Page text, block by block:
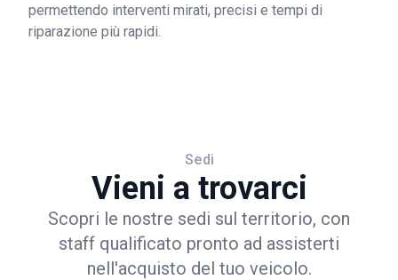
permettendo interventi mirati, precisi e tempi di
riparazione più rapidi.
Sedi
Vieni a trovarci
Scopri le nostre sedi sul territorio, con
staff qualificato pronto ad assisterti
nell'acquisto del tuo veicolo.